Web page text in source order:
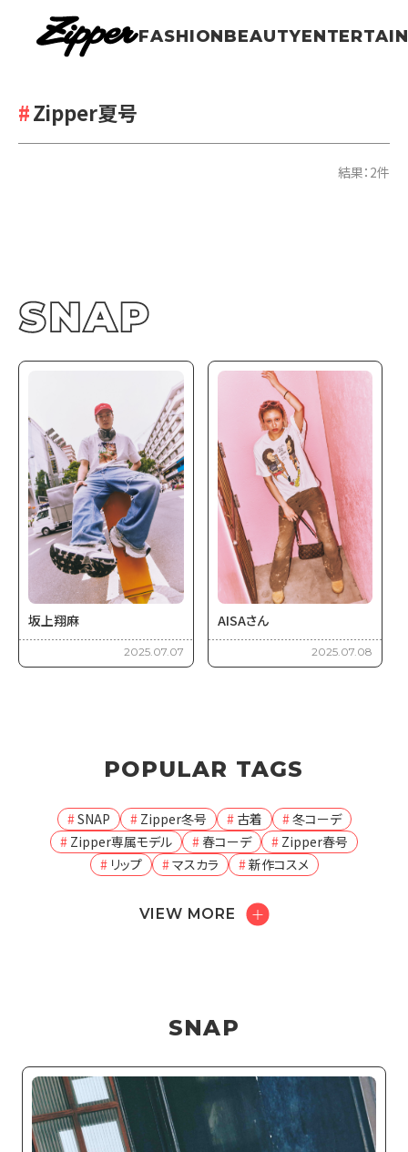
FASHIONBEAUTY
Zipper夏号
結果：2件
坂上翔麻
2025.07.07
AISAさん
2025.07.08
POPULAR TAGS
SNAP Zipper冬号 古着
冬コーデ
Zipper専属モデル
春コーデ
Zipper春号
リップ
マスカラ 新作コスメ
VIEW MORE
SNAP